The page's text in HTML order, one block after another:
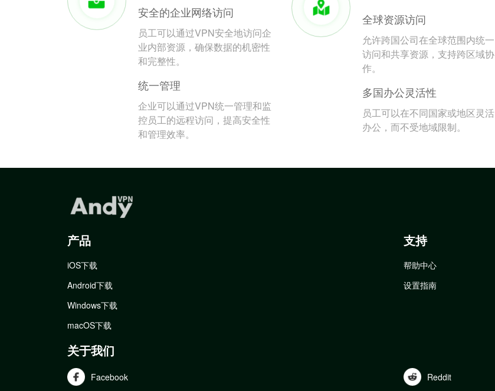
安全的企业网络访问
员工可以通过VPN安全地访问企
业内部资源，确保数据的机密性
和完整性。
统一管理
企业可以通过VPN统一管理和监
控员工的远程访问，提高安全性
和管理效率。
全球资源访问
允许跨国公司在全球范围内统一
访问和共享资源，支持跨区域协
作。
多国办公灵活性
员工可以在不同国家或地区灵活
办公，而不受地域限制。
产品
iOS下载
Android下载
Windows下载
macOS下载
支持
帮助中心
设置指南
关于我们
Facebook Reddit